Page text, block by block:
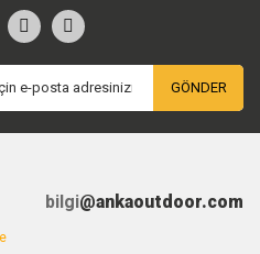
GÖNDER
bilgi@ankaoutdoor.com